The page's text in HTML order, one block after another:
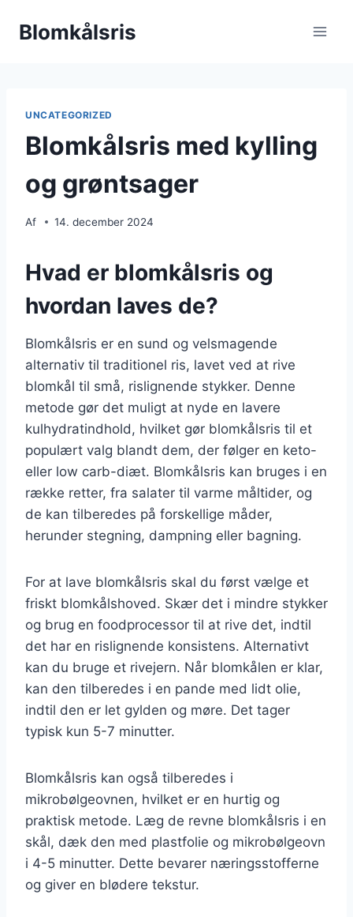
Blomkålsris
UNCATEGORIZED
Blomkålsris med kylling
og grøntsager
Af 14. december 2024
Hvad er blomkålsris og
hvordan laves de?
Blomkålsris er en sund og velsmagende
alternativ til traditionel ris, lavet ved at rive
blomkål til små, rislignende stykker. Denne
metode gør det muligt at nyde en lavere
kulhydratindhold, hvilket gør blomkålsris til et
populært valg blandt dem, der følger en keto-
eller low carb-diæt. Blomkålsris kan bruges i en
række retter, fra salater til varme måltider, og
de kan tilberedes på forskellige måder,
herunder stegning, dampning eller bagning.
For at lave blomkålsris skal du først vælge et
friskt blomkålshoved. Skær det i mindre stykker
og brug en foodprocessor til at rive det, indtil
det har en rislignende konsistens. Alternativt
kan du bruge et rivejern. Når blomkålen er klar,
kan den tilberedes i en pande med lidt olie,
indtil den er let gylden og møre. Det tager
typisk kun 5-7 minutter.
Blomkålsris kan også tilberedes i
mikrobølgeovnen, hvilket er en hurtig og
praktisk metode. Læg de revne blomkålsris i en
skål, dæk den med plastfolie og mikrobølgeovn
i 4-5 minutter. Dette bevarer næringsstofferne
og giver en blødere tekstur.